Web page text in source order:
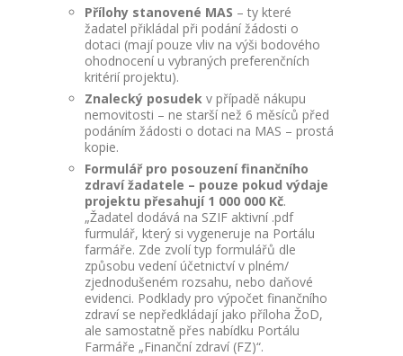
Přílohy stanovené MAS – ty které
žadatel přikládal při podání žádosti o
dotaci (mají pouze vliv na výši bodového
ohodnocení u vybraných preferenčních
kritérií projektu).
Znalecký posudek v případě nákupu
nemovitosti – ne starší než 6 měsíců před
podáním žádosti o dotaci na MAS – prostá
kopie.
Formulář pro posouzení finančního
zdraví žadatele – pouze pokud výdaje
projektu přesahují 1 000 000 Kč.
„Žadatel dodává na SZIF aktivní .pdf
furmulář, který si vygeneruje na Portálu
farmáře. Zde zvolí typ formulářů dle
způsobu vedení účetnictví v plném/
zjednodušeném rozsahu, nebo daňové
evidenci. Podklady pro výpočet finančního
zdraví se nepředkládají jako příloha ŽoD,
ale samostatně přes nabídku Portálu
Farmáře „Finanční zdraví (FZ)“.